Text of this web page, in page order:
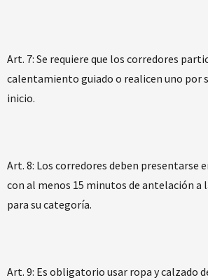
Art. 7: ​Se requiere que los corredores
calentamiento guiado o realicen uno por
inicio.
​Art. 8: Los corredores deben presentarse
con al menos 15 minutos de antelación a
para su categoría.
​Art. 9: Es obligatorio usar ropa y calzado